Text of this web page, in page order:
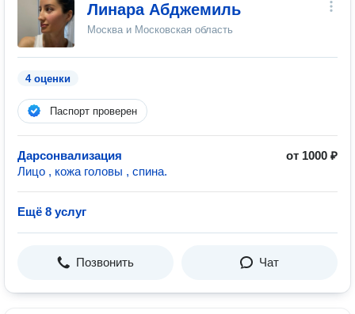
Линара Абджемиль
Москва и Московская область
4 оценки
Паспорт проверен
Дарсонвализация
от 1000 ₽
Лицо , кожа головы , спина.
Ещё 8 услуг
Позвонить Чат